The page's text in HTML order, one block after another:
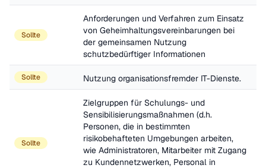
Sollte
Anforderungen und Verfahren zum Einsatz
von Geheimhaltungsvereinbarungen bei
der gemeinsamen Nutzung
schutzbedürftiger Informationen
Sollte Nutzung organisationsfremder IT-Dienste.
Sollte
Zielgruppen für Schulungs- und
Sensibilisierungsmaßnahmen (d.h.
Personen, die in bestimmten
risikobehafteten Umgebungen arbeiten,
wie Administratoren, Mitarbeiter mit Zugang
zu Kundennetzwerken, Personal in